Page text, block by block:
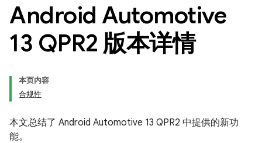
Android Automotive
13 QPR2 版本详情
本页内容
合规性
本文总结了 Android Automotive 13 QPR2 中提供的新功
能。